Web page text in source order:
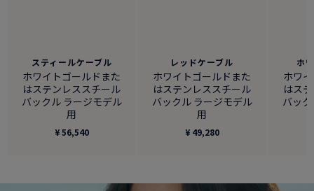
スティールケーブル
ホワイトゴールドまた
はステンレススチール
バックル ラージモデル
用
¥ 56,540
レッドケーブル
ホワイトゴールドまた
はステンレススチール
バックル ラージモデル
用
¥ 49,280
ホ
ホワ
はス
バッ